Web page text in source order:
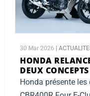
30 Mar 2026
HONDA
DEUX
Honda présente